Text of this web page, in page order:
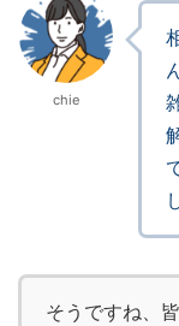
chie
そうですね、